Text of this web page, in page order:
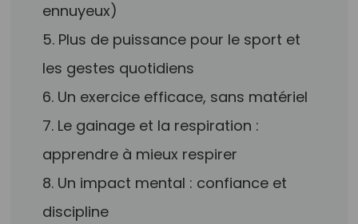
ennuyeux)
5. Plus de puissance pour le sport et
les gestes quotidiens
6. Un exercice efficace, sans matériel
7. Le gainage et la respiration :
apprendre à mieux respirer
8. Un impact mental : confiance et
discipline